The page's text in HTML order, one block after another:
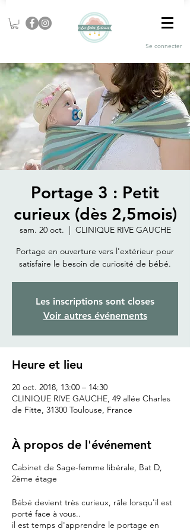
Se connecter
Portage 3 : Petit
curieux (dès 2,5mois)
sam. 20 oct.
  |
CLINIQUE RIVE GAUCHE
Portage en ouverture vers l'extérieur pour
satisfaire le besoin de curiosité de bébé.
Les inscriptions sont closes
Voir autres événements
Heure et lieu
20 oct. 2018, 13:00 – 14:30
CLINIQUE RIVE GAUCHE, 49 allée Charles
de Fitte, 31300 Toulouse, France
À propos de l'événement
Cabinet de Sage-femme libérale, Bat D,
2ème étage
Bébé devient très curieux, râle lorsqu'il est
porté face à vous..
il est temps d'apprendre le portage en